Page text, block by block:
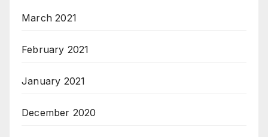
March 2021
February 2021
January 2021
December 2020